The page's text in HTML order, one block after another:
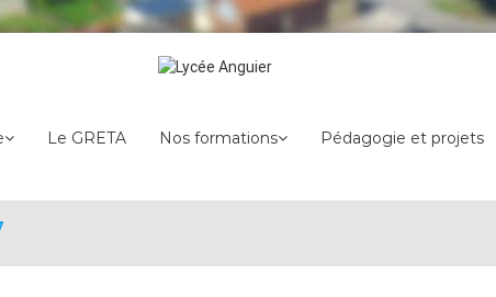
Lycée
Anguier
Le GRETA Nos formations Pédagogie et projets